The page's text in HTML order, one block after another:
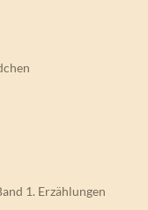
1. Erzählungen